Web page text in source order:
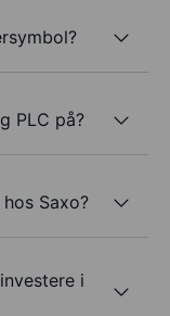
PLC på?
Saxo?
i